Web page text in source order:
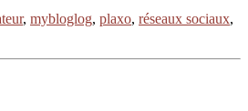
, mybloglog, plaxo, réseaux sociaux,